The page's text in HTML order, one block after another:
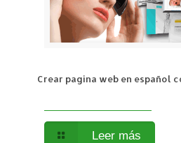
Crear pagina web en español
Leer más